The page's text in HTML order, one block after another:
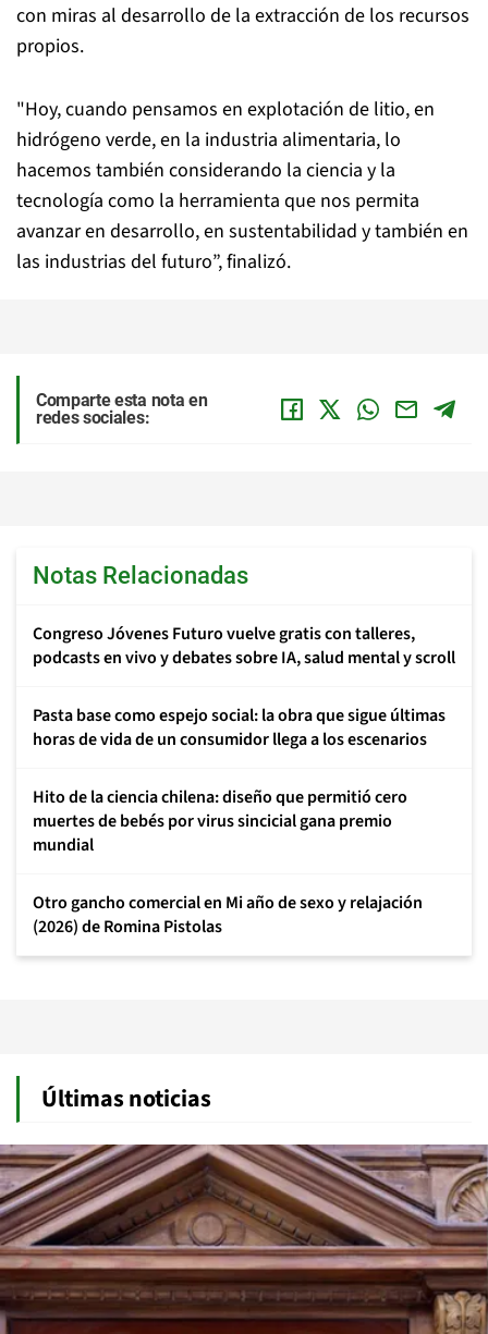
con miras al desarrollo de la extracción de los recursos
propios.
"Hoy, cuando pensamos en explotación de litio, en
hidrógeno verde, en la industria alimentaria, lo
hacemos también considerando la ciencia y la
tecnología como la herramienta que nos permita
avanzar en desarrollo, en sustentabilidad y también en
las industrias del futuro”, finalizó.
Comparte esta nota en
redes sociales:
Notas Relacionadas
Congreso Jóvenes Futuro vuelve gratis con talleres,
podcasts en vivo y debates sobre IA, salud mental y scroll
Pasta base como espejo social: la obra que sigue últimas
horas de vida de un consumidor llega a los escenarios
Hito de la ciencia chilena: diseño que permitió cero
muertes de bebés por virus sincicial gana premio
mundial
Otro gancho comercial en Mi año de sexo y relajación
(2026) de Romina Pistolas
Últimas noticias